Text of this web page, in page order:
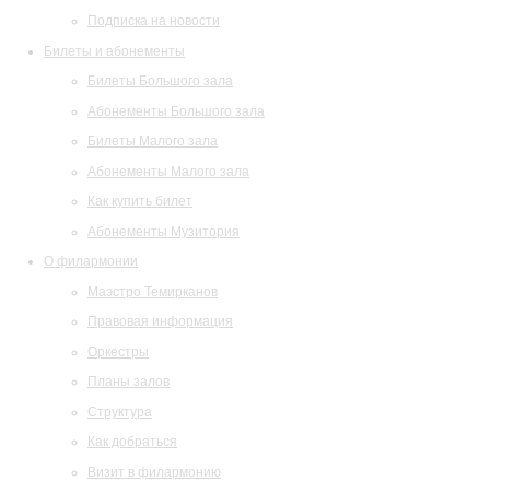
Подписка на новости
Билеты и абонементы
Билеты Большого зала
Абонементы Большого зала
Билеты Малого зала
Абонементы Малого зала
Как купить билет
Абонементы Музитория
О филармонии
Маэстро Темирканов
Правовая информация
Оркестры
Планы залов
Структура
Как добраться
Визит в филармонию